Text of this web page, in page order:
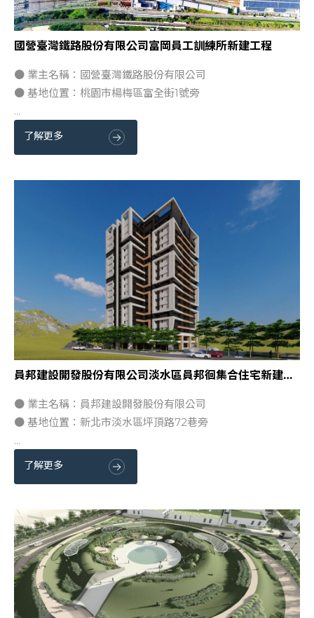
國營臺灣鐵路股份有限公司富岡員工訓練所新建工程
● 業主名稱：國營臺灣鐵路股份有限公司
● 基地位置：桃園市楊梅區富全街1號旁
...
了解更多
員邦建設開發股份有限公司淡水區員邦徊集合住宅新建工程
● 業主名稱：員邦建設開發股份有限公司
● 基地位置：新北市淡水區坪頂路72巷旁
...
了解更多